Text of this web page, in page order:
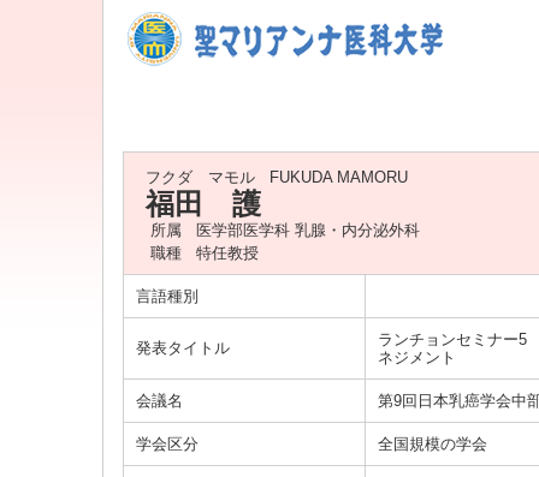
フクダ マモル FUKUDA MAMORU
福田 護
所属
医学部医学科 乳腺・内分泌外科
職種
特任教授
言語種別
発表タイトル
ランチョンセミナー5
ネジメント
会議名 第9回日本乳癌学会中
学会区分 全国規模の学会